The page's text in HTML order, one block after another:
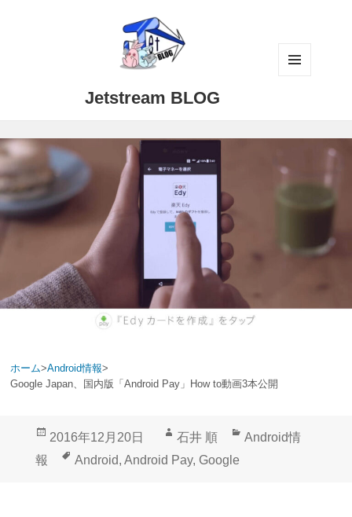
Jetstream BLOG
ホーム>Android情報>
Google Japan、国内版「Android Pay」How to動画3本公開
投
2016年12月20日
作
成
石井 順
カ
Android情
報
タ
Android, Android Pay, Google